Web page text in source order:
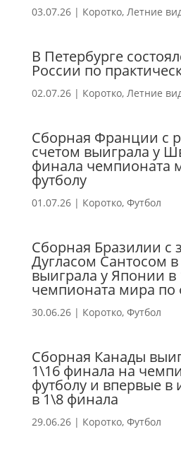
03.07.26| Коротко, Летние
В Петербурге
России по
02.07.26| Коротко, Летние
Сборная Франции с
счетом выиграла у
финала чемпионата
футболу
01.07.26| Коротко, Футбол
Сборная Бразилии с
Дугласом Сантосом в
выиграла у Японии в
чемпионата мира по
30.06.26| Коротко, Футбол
Сборная Канады
1\16 финала на
футболу и впервые
в 1\8 финала
29.06.26| Коротко, Футбол